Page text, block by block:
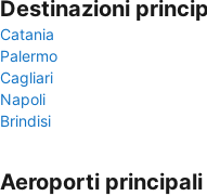
Destinazioni
Catania
Palermo
Cagliari
Napoli
Brindisi
Aeroporti principali